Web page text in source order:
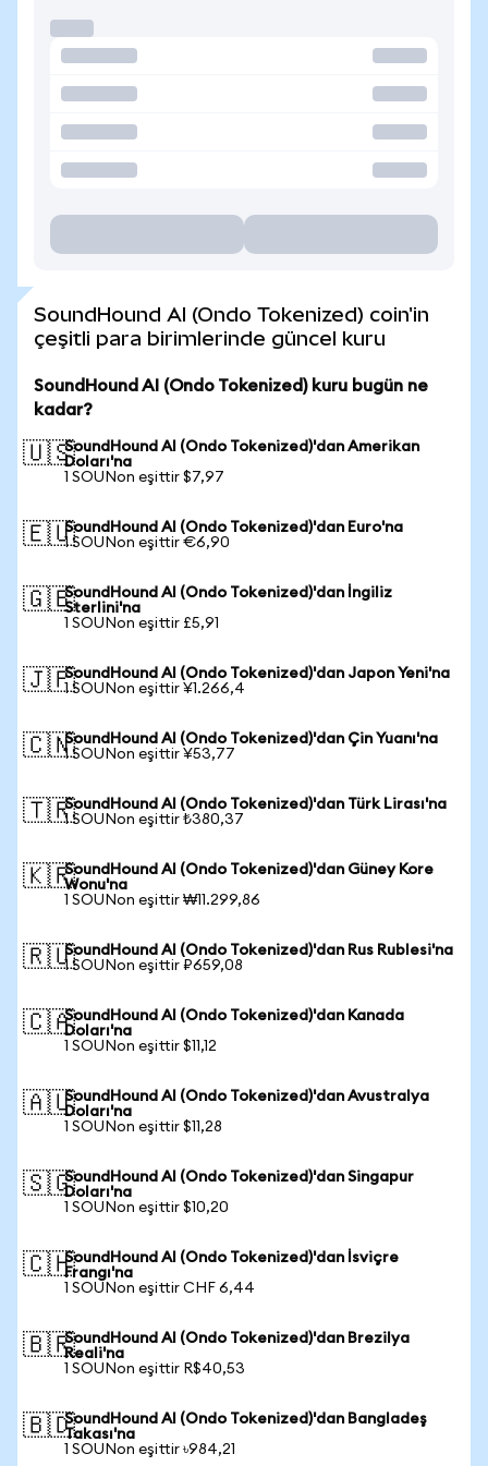
SoundHound AI (Ondo Tokenized) coin'in
çeşitli para birimlerinde güncel kuru
SoundHound AI (Ondo Tokenized) kuru bugün ne
kadar?
🇺🇸SoundHound AI (Ondo Tokenized)'dan Amerikan
Doları'na
1 SOUNon eşittir $7,97
🇪🇺SoundHound AI (Ondo Tokenized)'dan Euro'na
1 SOUNon eşittir €6,90
🇬🇧SoundHound AI (Ondo Tokenized)'dan İngiliz
Sterlini'na
1 SOUNon eşittir £5,91
🇯🇵SoundHound AI (Ondo Tokenized)'dan Japon Yeni'na
1 SOUNon eşittir ¥1.266,4
🇨🇳SoundHound AI (Ondo Tokenized)'dan Çin Yuanı'na
1 SOUNon eşittir ¥53,77
🇹🇷SoundHound AI (Ondo Tokenized)'dan Türk Lirası'na
1 SOUNon eşittir ₺380,37
🇰🇷SoundHound AI (Ondo Tokenized)'dan Güney Kore
Wonu'na
1 SOUNon eşittir ₩11.299,86
🇷🇺SoundHound AI (Ondo Tokenized)'dan Rus Rublesi'na
1 SOUNon eşittir ₽659,08
🇨🇦SoundHound AI (Ondo Tokenized)'dan Kanada
Doları'na
1 SOUNon eşittir $11,12
🇦🇺SoundHound AI (Ondo Tokenized)'dan Avustralya
Doları'na
1 SOUNon eşittir $11,28
🇸🇬SoundHound AI (Ondo Tokenized)'dan Singapur
Doları'na
1 SOUNon eşittir $10,20
🇨🇭SoundHound AI (Ondo Tokenized)'dan İsviçre
Frangı'na
1 SOUNon eşittir CHF 6,44
🇧🇷SoundHound AI (Ondo Tokenized)'dan Brezilya
Reali'na
1 SOUNon eşittir R$40,53
🇧🇩SoundHound AI (Ondo Tokenized)'dan Bangladeş
Takası'na
1 SOUNon eşittir ৳984,21